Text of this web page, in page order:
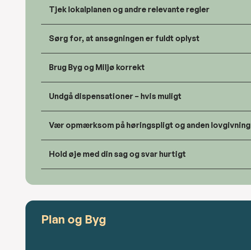
Tjek lokalplanen og andre relevante regler
Sørg for, at ansøgningen er fuldt oplyst
Brug Byg og Miljø korrekt
Undgå dispensationer – hvis muligt
Vær opmærksom på høringspligt og anden lovgivning
Hold øje med din sag og svar hurtigt
Plan og Byg